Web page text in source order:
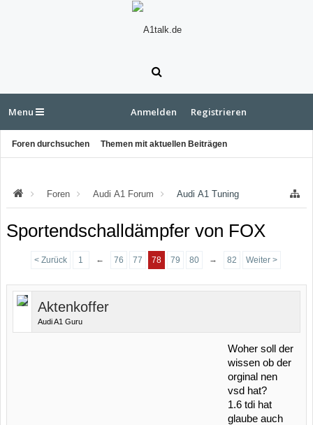
Menu
Foren durchsuchen Themen mit aktuellen Beiträgen
Anmelden Registrieren
Foren Audi A1 Forum Audi A1 Tuning
Sportendschalldämpfer von FOX
< Zurück 1 ← 76 77 78 79 80 → 82 Weiter >
Aktenkoffer
Audi A1 Guru
Woher soll der
wissen ob der
orginal nen
vsd hat?
1.6 tdi hat
glaube auch